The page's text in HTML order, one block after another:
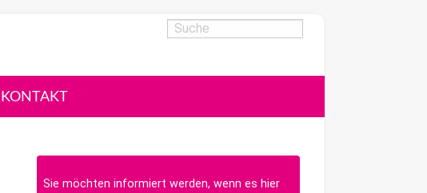
KONTAKT
Sie möchten informiert werden, wenn es hier